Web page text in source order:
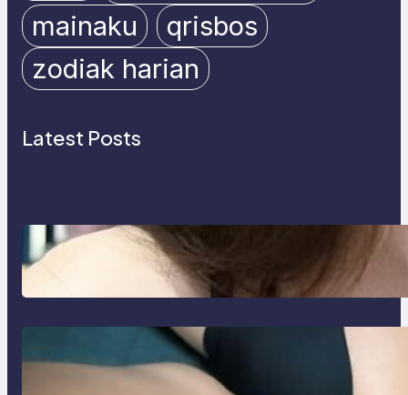
mainaku
qrisbos
zodiak harian
Latest Posts
Zodiak Harian & Berita Viral Spesial
Hari Ini | MAINAKU
Zodiak Harian & Berita Viral Hari Ini
dari Situs MAINAKU